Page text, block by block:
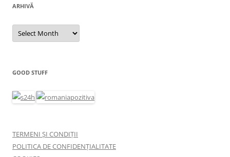
ARHIVĂ
Arhivă
GOOD STUFF
TERMENI ȘI CONDIȚII
POLITICA DE CONFIDENȚIALITATE